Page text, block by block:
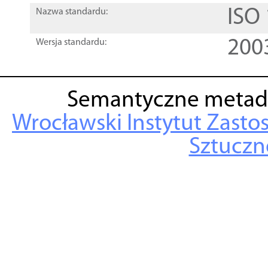
Nazwa standardu:
Wersja standardu:
Semantyczne
Wrocławski Instytut